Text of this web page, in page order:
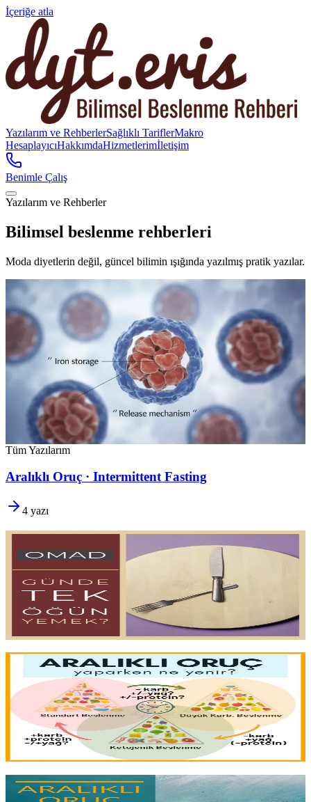
İçeriğe atla
Yazılarım ve RehberlerSağlıklı TariflerMakro
HesaplayıcıHakkımdaHizmetlerimİletişim
Benimle Çalış
Yazılarım ve Rehberler
Bilimsel beslenme rehberleri
Moda diyetlerin değil, güncel bilimin ışığında yazılmış pratik yazılar.
Öne Çıkan
Beslenme Bilimi ve Sağlık
Ferritin Neden Yükselmez?
Takviye alıyorsunuz, ıspanak yiyorsunuz, ama ferritin bir türlü
çıkmıyor.
Emilimi engelleyen gizli faktörler, heme ve non-heme
demir farkı ve demir depolarını kalıcı olarak artırmak için kanıta
dayalı stratejiler.
Uzm. Dyt. Deniz Eriş
Yazıyı oku
Tüm Yazılarım
Aralıklı Oruç · Intermittent Fasting
4 yazı
OMAD – Günde Tek Öğün Yemek?
radikal görünüyor, ama metabolik sağlık açısından
etkin bir araç olabilir. Olası faydalar, beslenme riskleri,
sürdürülebilirlik sorunları ve OMAD'ın
kesinlikle uygun olmadığı
durumlar.
9 dk okuma
Aralıklı Oruçta Ne Yenir?
Aralıklı oruç bir saat oyunudur; amayeme pencerenizde ne
yediğiniz
asıl sonucu belirler.İnsülin yanıtını yönetmek, yeterli
protein almak ve lifli kalmak için öğün kalitesini doğru kurmanın
rehberi.
7 dk okuma
Aralıklı Oruçta Nasıl Beslenmeli?